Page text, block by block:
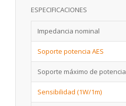
ESPECIFICACIONES
Impedancia nominal
Soporte potencia AES
Soporte máximo de potencia
Sensibilidad (1W/1m)